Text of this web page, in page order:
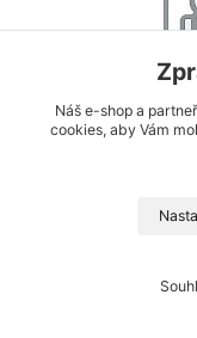
Ocelová
Náš e-shop a
cookies, aby Vám